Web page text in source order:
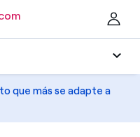
que más se adapte a